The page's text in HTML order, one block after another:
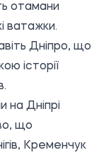
отамани
ватажки.
Дніпро, що
історії
на Дніпрі
що
Кременчук